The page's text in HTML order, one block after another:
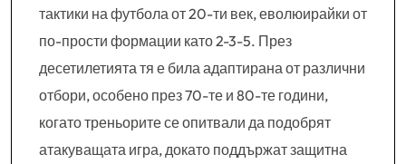
тактики на футбола от 20-ти век, еволюирайки от
по-прости формации като 2-3-5. През
десетилетията тя е била адаптирана от различни
отбори, особено през 70-те и 80-те години,
когато треньорите се опитвали да подобрят
атакуващата игра, докато поддържат защитна